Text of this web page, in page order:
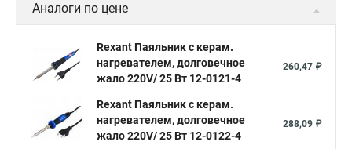
Аналоги по цене
Rexant Паяльник с керам.
нагревателем, долговечное
жало 220V/ 25 Вт 12-0121-4
260,47 ₽
Rexant Паяльник с керам.
нагревателем, долговечное
жало 220V/ 25 Вт 12-0122-4
288,09 ₽